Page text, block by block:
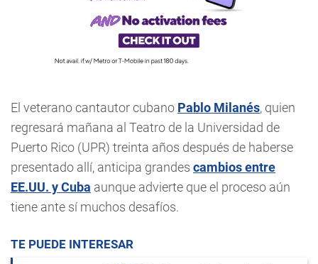
El veterano cantautor cubano Pablo Milanés, quien
regresará mañana al Teatro de la Universidad de
Puerto Rico (UPR) treinta años después de haberse
presentado allí, anticipa grandes cambios entre
EE.UU. y Cuba aunque advierte que el proceso aún
tiene ante sí muchos desafíos.
TE PUEDE INTERESAR